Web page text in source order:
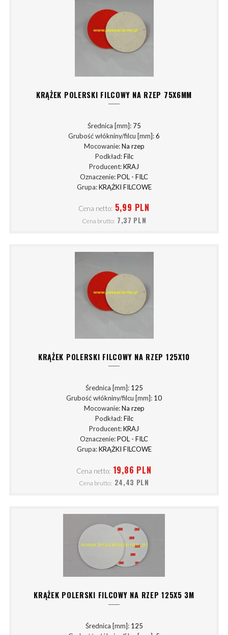
KRĄŻEK POLERSKI FILCOWY NA RZEP 75X6MM
Średnica [mm]: 75
Grubość włókniny/filcu [mm]:6
Mocowanie:Na rzep
Podkład:Filc
Producent:KRAJ
Oznaczenie:POL - FILC
Grupa:KRĄŻKI FILCOWE
Cena netto: 5,99 PLN
Cena brutto: 7,37 PLN
KRĄŻEK POLERSKI FILCOWY NA RZEP 125X10
Średnica [mm]: 125
Grubość włókniny/filcu [mm]: 10
Mocowanie:Na rzep
Podkład:Filc
Producent:KRAJ
Oznaczenie:POL - FILC
Grupa:KRĄŻKI FILCOWE
Cena netto: 19,86 PLN
Cena brutto: 24,43 PLN
KRĄŻEK POLERSKI FILCOWY NA RZEP 125X5 3M
Średnica [mm]: 125